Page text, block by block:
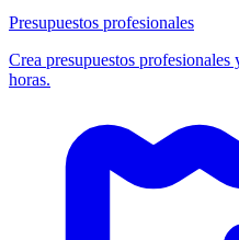
Presupuestos profesionales
Crea presupuestos
horas.